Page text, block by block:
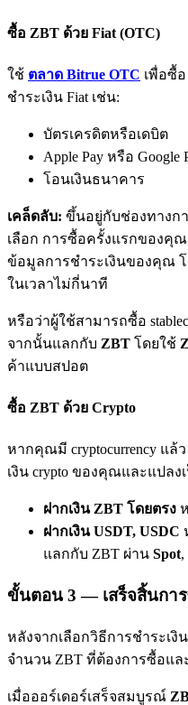
มากถึง 65% คอมมิชชั่น!
การแนะนำ
เชิญเพื่อนเพื่อรับรางวัล
Deposit CASHCAT &
Share 500000
Exclusive for BitMart
Register & Trade to
ซื้อ ZBT ด้วย Fiat (OTC)
ใช้ ตลาด Bitrue OTC เพื่อซื้
ชำระเงิน Fiat เช่น:
บัตรเครดิตหรือเดบิต
Apple Pay หรือ Google
โอนเงินธนาคาร
เคล็ดลับ: ขึ้นอยู่กับช่องทางก
เลือก การซื้อครั้งแรกของคุ
ข้อมูลการชำระเงินของคุณ
ในเวลาไม่กี่นาที
หรือว่าผู้ใช้สามารถซื้อ
จากนั้นแลกกับ ZBT โดยใช้
ค้าแบบสปอต
ซื้อ ZBT ด้วย Crypto
หากคุณมี cryptocurrency แล้
เงิน crypto ของคุณและแปลง
ฝากเงิน ZBT โดยตรง
ฝากเงิน USDT, USDC
แลกกับ ZBT ผ่าน Spot,
ขั้นตอน 3 — เสร็จสิ้นกา
หลังจากเลือกวิธีการชำระเ
จำนวน ZBT ที่ต้องการซื้อแล
เมื่อออร์เดอร์เสร็จสมบูรณ์